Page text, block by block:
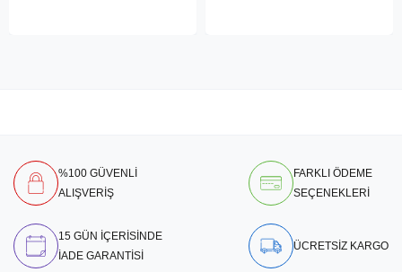
%100 GÜVENLİ
ALIŞVERİŞ
FARKLI ÖDEME
SEÇENEKLERİ
15 GÜN İÇERİSİNDE
İADE GARANTİSİ
ÜCRETSİZ KARGO